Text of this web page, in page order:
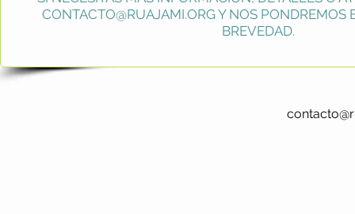
CONTACTO@RUAJAMI.ORGY NOS PONDREMOS
BREVEDAD.